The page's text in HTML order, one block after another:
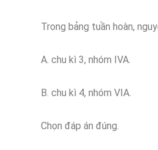
Trong bảng tuần hoàn,
A. chu kì 3, nhóm IVA.
B. chu kì 4, nhóm VIA.
Chọn đáp án đúng.